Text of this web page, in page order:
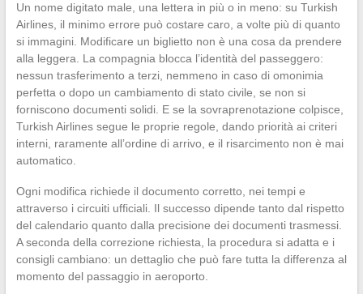
Un nome digitato male, una lettera in più o in meno: su Turkish
Airlines, il minimo errore può costare caro, a volte più di quanto
si immagini. Modificare un biglietto non è una cosa da prendere
alla leggera. La compagnia blocca l’identità del passeggero:
nessun trasferimento a terzi, nemmeno in caso di omonimia
perfetta o dopo un cambiamento di stato civile, se non si
forniscono documenti solidi. E se la sovraprenotazione colpisce,
Turkish Airlines segue le proprie regole, dando priorità ai criteri
interni, raramente all’ordine di arrivo, e il risarcimento non è mai
automatico.
Ogni modifica richiede il documento corretto, nei tempi e
attraverso i circuiti ufficiali. Il successo dipende tanto dal rispetto
del calendario quanto dalla precisione dei documenti trasmessi.
A seconda della correzione richiesta, la procedura si adatta e i
consigli cambiano: un dettaglio che può fare tutta la differenza al
momento del passaggio in aeroporto.